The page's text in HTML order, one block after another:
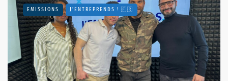
EMISSIONS J'ENTREPRENDS ! 🇫🇷